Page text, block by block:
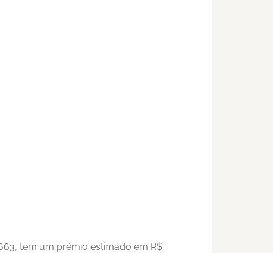
tem um prêmio estimado em R$